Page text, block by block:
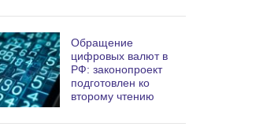
Обращение
цифровых валют в
РФ: законопроект
подготовлен ко
второму чтению